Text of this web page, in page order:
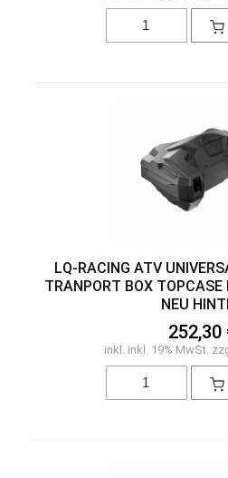
LQ-RACING ATV
TRANPORT BOX TOPCASE
NEU
252,30
inkl. inkl. 19% MwSt.